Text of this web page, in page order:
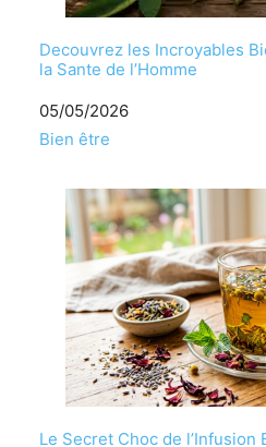
Decouvrez les Incroyables
la Sante de l’Homme
Date
05/05/2026
Par rapport à
Bien être
Le Secret Choc de l’Infusion